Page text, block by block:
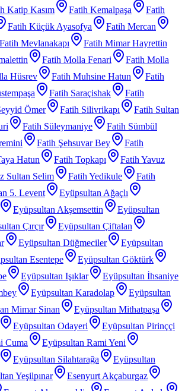
Katip Kasım Fatih Kemalpaşa
Fatih
Fatih Küçük Ayasofya
Fatih Mercan
Fatih Mevlanakapı
Fatih Mimar Hayrettin
Fatih Molla Fenari
Fatih Molla
Hüsrev Fatih Muhsine Hatun
Fatih
Fatih Saraçishak
Fatih
Ömer Fatih Silivrikapı
Fatih Sultan
Fatih Süleymaniye
Fatih Sümbül
Fatih Şehsuvar Bey
Fatih
Hatun Fatih Topkapı
Fatih Yavuz
Sultan Selim Fatih Yedikule
Fatih
5. Levent
Eyüpsultan Ağaçlı
Eyüpsultan Akşemsettin
Eyüpsultan
Çırçır
Eyüpsultan Çiftalan
Eyüpsultan Düğmeciler
Eyüpsultan
Esentepe
Eyüpsultan Göktürk
Eyüpsultan Işıklar
Eyüpsultan İhsaniye
Eyüpsultan Karadolap
Eyüpsultan
Mimar Sinan
Eyüpsultan Mithatpaşa
Eyüpsultan Odayeri
Eyüpsultan Pirinççi
Cuma
Eyüpsultan Rami Yeni
Eyüpsultan Silahtarağa
Eyüpsultan
Yeşilpınar
Esenyurt Akçaburgaz